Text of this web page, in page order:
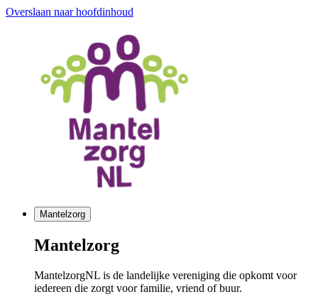
Overslaan naar hoofdinhoud
Mantelzorg
Mantelzorg
MantelzorgNL is de landelijke vereniging die opkomt voor
iedereen die zorgt voor familie, vriend of buur.